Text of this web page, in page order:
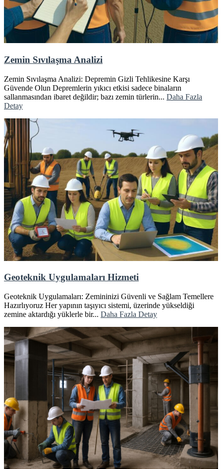
Zemin Sıvılaşma Analizi
Zemin Sıvılaşma Analizi: Depremin Gizli Tehlikesine Karşı
Güvende Olun Depremlerin yıkıcı etkisi sadece binaların
sallanmasından ibaret değildir; bazı zemin türlerin... Daha Fazla
Detay
Geoteknik Uygulamaları Hizmeti
Geoteknik Uygulamaları: Zemininizi Güvenli ve Sağlam Temellere
Hazırlıyoruz Her yapının taşıyıcı sistemi, üzerinde yükseldiği
zemine aktardığı yüklerle bir... Daha Fazla Detay